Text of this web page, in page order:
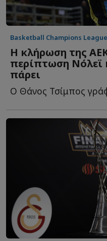
Basketball Champions League
Η κλήρωση της
περίπτωση Νόλεϊ
πάρει